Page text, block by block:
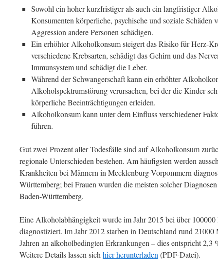
Sowohl ein hoher kurzfristiger als auch ein langfristiger
Konsumenten körperliche, psychische und soziale Schäden
Aggression andere Personen schädigen.
Ein erhöhter Alkoholkonsum steigert das Risiko für Herz-
verschiedene Krebsarten, schädigt das Gehirn und das
Immunsystem und schädigt die Leber.
Während der Schwangerschaft kann ein erhöhter
Alkoholspektrumstörung verursachen, bei der die Kinder
körperliche Beeinträchtigungen erleiden.
Alkoholkonsum kann unter dem Einfluss verschiedener
führen.
Gut zwei Prozent aller Todesfälle sind auf Alkoholkonsum
regionale Unterschieden bestehen. Am häufigsten werden
Krankheiten bei Männern in Mecklenburg-Vorpommern
Württemberg; bei Frauen wurden die meisten solcher
Baden-Württemberg.
Eine Alkoholabhängigkeit wurde im Jahr 2015 bei über
diagnostiziert. Im Jahr 2012 starben in Deutschland rund
Jahren an alkoholbedingten Erkrankungen – dies entspricht 2,3
Weitere Details lassen sich hier herunterladen (PDF-Datei).